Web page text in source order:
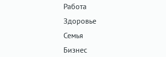
Работа
Здоровье
Семья
Бизнес